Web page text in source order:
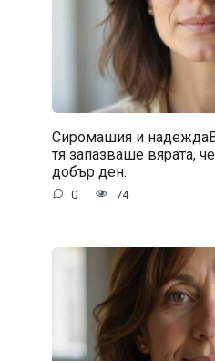
Сиромашия и
тя запазваше вярата,
добър ден.
0 74